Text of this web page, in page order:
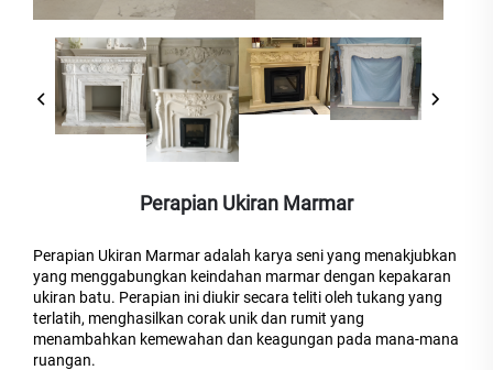
Perapian Ukiran Marmar
Perapian Ukiran Marmar adalah karya seni yang menakjubkan
yang menggabungkan keindahan marmar dengan kepakaran
ukiran batu. Perapian ini diukir secara teliti oleh tukang yang
terlatih, menghasilkan corak unik dan rumit yang
menambahkan kemewahan dan keagungan pada mana-mana
ruangan.